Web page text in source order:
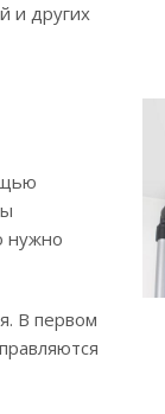
и других
нужно
В первом